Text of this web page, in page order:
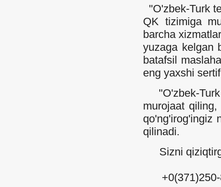
"O'zbek-Turk
QK tizimiga
barcha
yuzaga kelgan
batafsil
eng yaxshi
"O'zbek-Turk
murojaat
qo'ng'irog'ingiz
qilinadi.
Sizni